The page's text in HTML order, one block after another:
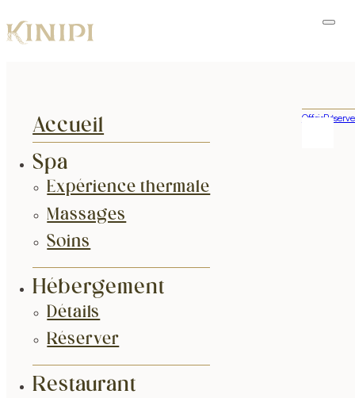
Accueil
Spa
Expérience thermale
Massages
Soins
Hébergement
Détails
Réserver
Restaurant
Offrir